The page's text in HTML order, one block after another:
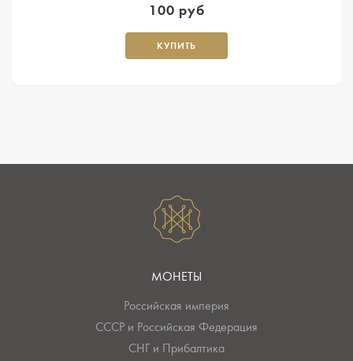
100 руб
КУПИТЬ
МОНЕТЫ
Российская империя
СССР и Российская Федерация
СНГ и Прибалтика